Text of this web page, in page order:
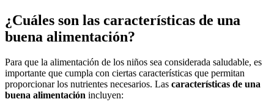
¿Cuáles son las características de una
buena alimentación?
Para que la alimentación de los niños sea considerada saludable, es
importante que cumpla con ciertas características que permitan
proporcionar los nutrientes necesarios. Las características de una
buena alimentación incluyen: